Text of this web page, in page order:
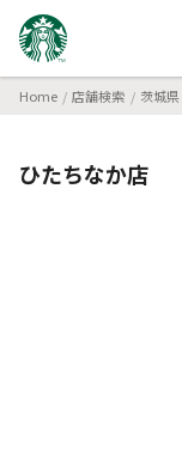
Home 店舗検索 茨城県
ひたちなか店